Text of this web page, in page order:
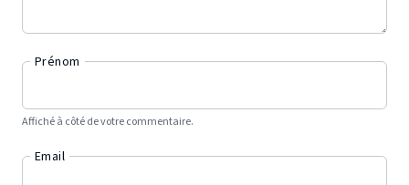
Prénom
Affiché à côté de votre commentaire.
Email